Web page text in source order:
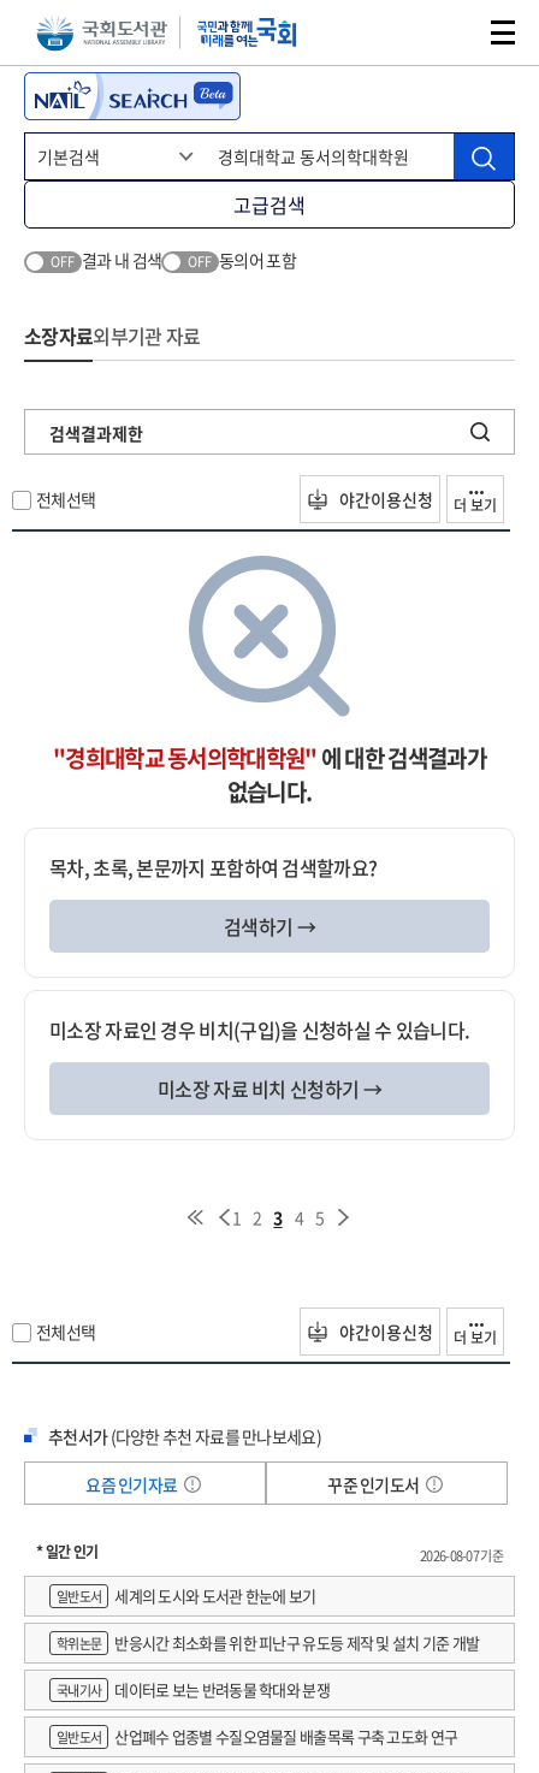
본문 바로가기주메뉴 바로가기
고급검색
OFF 결과 내 검색 OFF 동의어 포함
소장자료외부기관 자료
검색결과제한
전체선택 야간이용신청 더 보기
"경희대학교 동서의학대학원"에 대한 검색결과가
없습니다.
목차, 초록, 본문까지 포함하여 검색할까요?
검색하기 →
미소장 자료인 경우 비치(구입)을 신청하실 수 있습니다.
미소장 자료 비치 신청하기 →
1 2 3 4 5
전체선택 야간이용신청 더 보기
추천서가(다양한 추천 자료를 만나보세요)
요즘 인기자료
꾸준 인기도서
* 일간 인기
2026-08-07 기준
일반도서
세계의 도시와 도서관 한눈에 보기
학위논문 반응시간 최소화를 위한 피난구 유도등 제작 및 설치 기준 개발
국내기사 데이터로 보는 반려동물 학대와 분쟁
일반도서 산업폐수 업종별 수질오염물질 배출목록 구축 고도화 연구